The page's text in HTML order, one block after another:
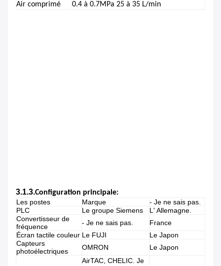
Air comprimé 0.4 à 0.7MPa 25 à 35 L/min
3.1.3.Configuration principale:
Les postes
Marque
- Je ne sais pas.
PLC
Le groupe Siemens
L' Allemagne.
Convertisseur de
fréquence
- Je ne sais pas.
France
Écran tactile couleur Le FUJI
Le Japon
Capteurs
photoélectriques
OMRON Le Japon
AirTAC, CHELIC. Je